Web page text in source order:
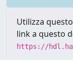
Utilizza
link a questo
https://